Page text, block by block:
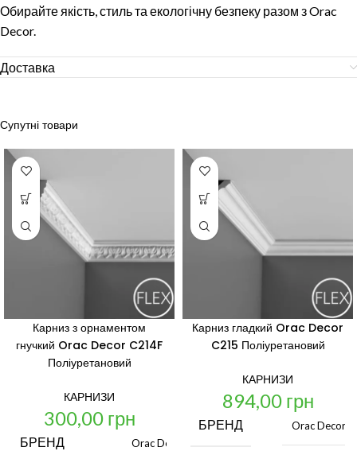
Обирайте якість, стиль та екологічну безпеку разом з Orac
Decor.
Доставка
Супутні товари
Карниз з орнаментом
гнучкий Orac Decor C214F
Поліуретановий
КАРНИЗИ
300,00 грн
БРЕНД Orac Decor
Карниз гладкий Orac Decor
C215 Поліуретановий
КАРНИЗИ
894,00 грн
БРЕНД Orac Decor